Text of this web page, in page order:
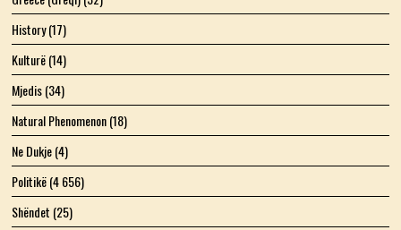
History(17)
Kulturë(14)
Mjedis(34)
Natural Phenomenon(18)
Ne Dukje(4)
Politikë(4 656)
Shëndet (25)